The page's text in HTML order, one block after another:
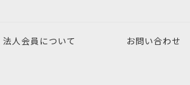
法人会員について お問い合わせ